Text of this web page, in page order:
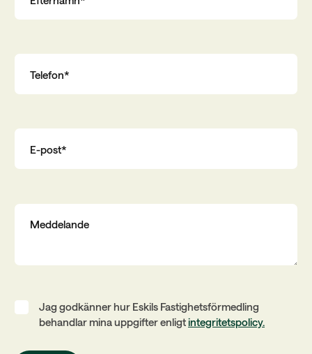
Jag godkänner hur Eskils Fastighetsförmedling
behandlar mina uppgifter enligtintegritetspolicy.